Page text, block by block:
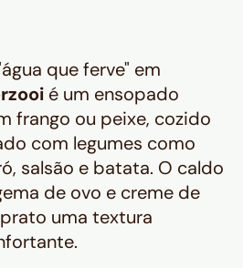
que ferve" em
é um ensopado
frango ou peixe, cozido
com legumes como
salsão e batata. O caldo
de ovo e creme de
uma textura